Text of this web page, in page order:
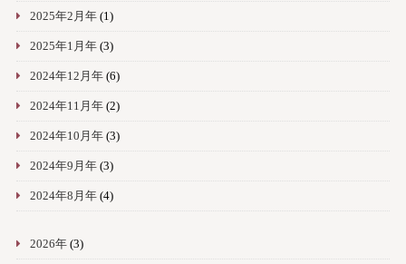
2025年2月年(1)
2025年1月年(3)
2024年12月年(6)
2024年11月年(2)
2024年10月年(3)
2024年9月年(3)
2024年8月年(4)
2026年(3)